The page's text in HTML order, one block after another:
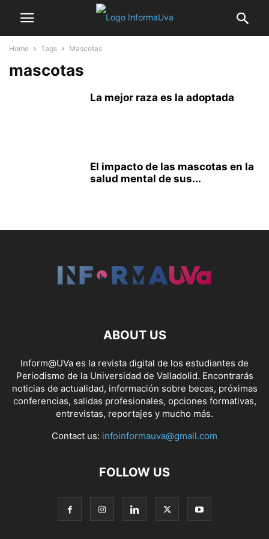
Home Tags Mascotas
mascotas
La mejor raza es la adoptada
El impacto de las mascotas en la
salud mental de sus...
ABOUT US
Inform@UVa es la revista digital de los estudiantes de
Periodismo de la Universidad de Valladolid. Encontrarás
noticias de actualidad, información sobre becas, próximas
conferencias, salidas profesionales, opciones formativas,
entrevistas, reportajes y mucho más.
Contact us: infoinformauva@gmail.com
FOLLOW US